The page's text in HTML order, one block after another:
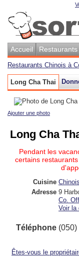
Accueil
Restaurants Chinois à
Long Cha Thai
Ajouter une photo
Long Cha
Pendant les
certains
Cuisine Chinois
Adresse 9
Co.
Voir la
Téléphone (050)
Êtes-vous le